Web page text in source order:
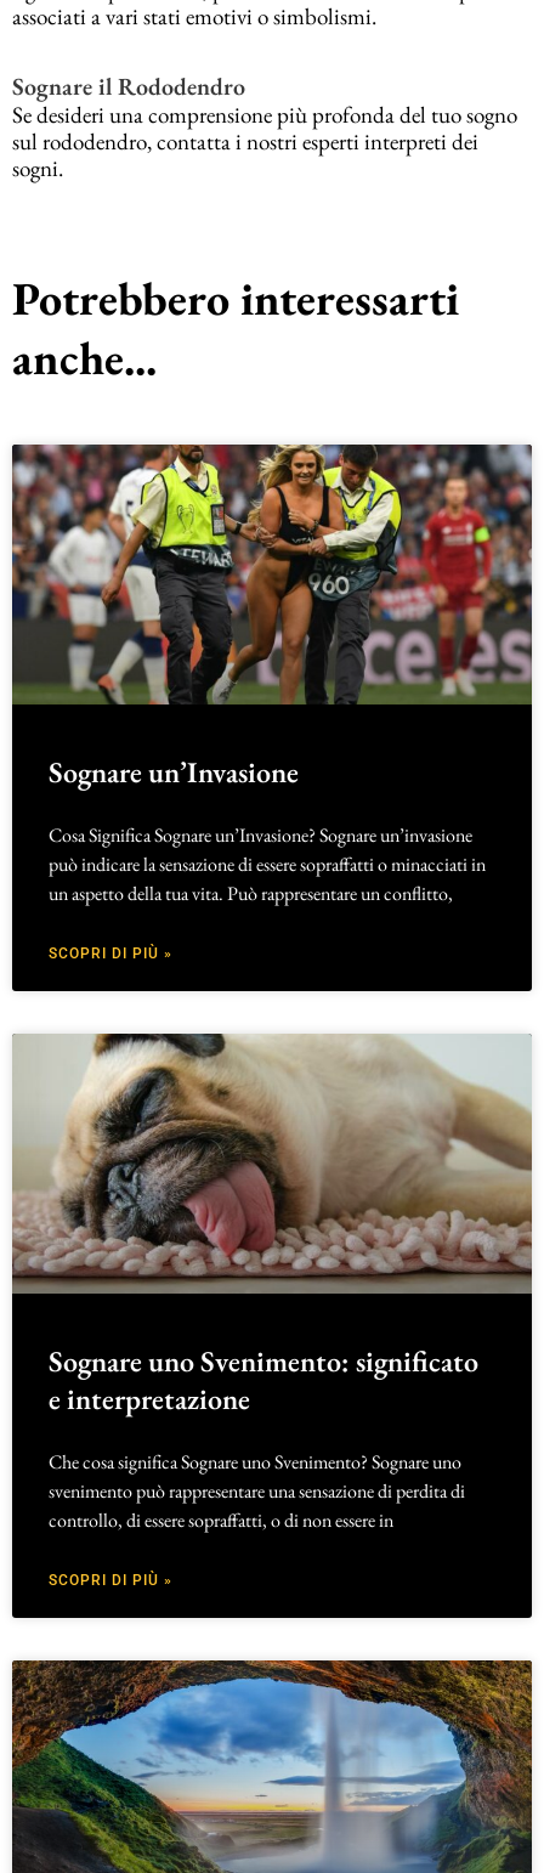
associati a vari stati emotivi o simbolismi.
Sognare il Rododendro
Se desideri una comprensione più profonda del tuo sogno
sul rododendro, contatta i nostri esperti interpreti dei
sogni.
Potrebbero interessarti
anche...
Sognare un’Invasione
Cosa Significa Sognare un’Invasione? Sognare un’invasione
può indicare la sensazione di essere sopraffatti o minacciati in
un aspetto della tua vita. Può rappresentare un conflitto,
SCOPRI DI PIÙ »
Sognare uno Svenimento: significato
e interpretazione
Che cosa significa Sognare uno Svenimento? Sognare uno
svenimento può rappresentare una sensazione di perdita di
controllo, di essere sopraffatti, o di non essere in
SCOPRI DI PIÙ »